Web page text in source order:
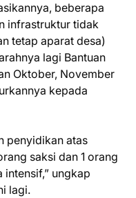
beberapa
infrastruktur tidak
tetap aparat desa)
lagi Bantuan
Oktober, November
kepada
penyidikan atas
saksi dan 1 orang
intensif,” ungkap
lagi.